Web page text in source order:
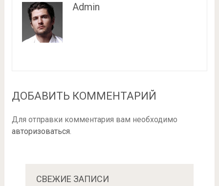
Admin
ДОБАВИТЬ КОММЕНТАРИЙ
Для отправки комментария вам необходимо
авторизоваться
СВЕЖИЕ ЗАПИСИ